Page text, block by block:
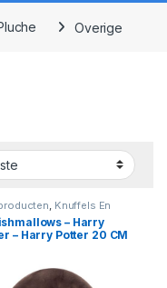
Overige
, Knuffels En
Overige
– Harry
– Harry Potter 20 CM